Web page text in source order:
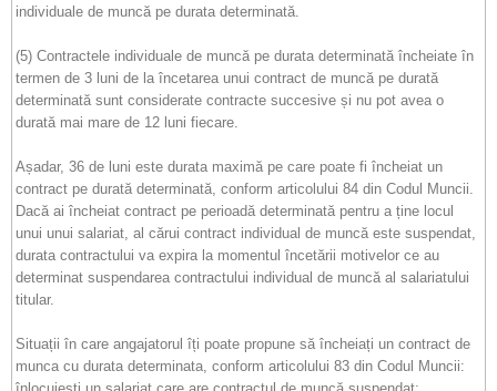
individuale de muncă pe durata determinată.
(5) Contractele individuale de muncă pe durata determinată încheiate în
termen de 3 luni de la încetarea unui contract de muncă pe durată
determinată sunt considerate contracte succesive și nu pot avea o
durată mai mare de 12 luni fiecare.
Așadar, 36 de luni este durata maximă pe care poate fi încheiat un
contract pe durată determinată, conform articolului 84 din Codul Muncii.
Dacă ai încheiat contract pe perioadă determinată pentru a ține locul
unui unui salariat, al cărui contract individual de muncă este suspendat,
durata contractului va expira la momentul încetării motivelor ce au
determinat suspendarea contractului individual de muncă al salariatului
titular.
Situații în care angajatorul îți poate propune să încheiați un contract de
munca cu durata determinata, conform articolului 83 din Codul Muncii: